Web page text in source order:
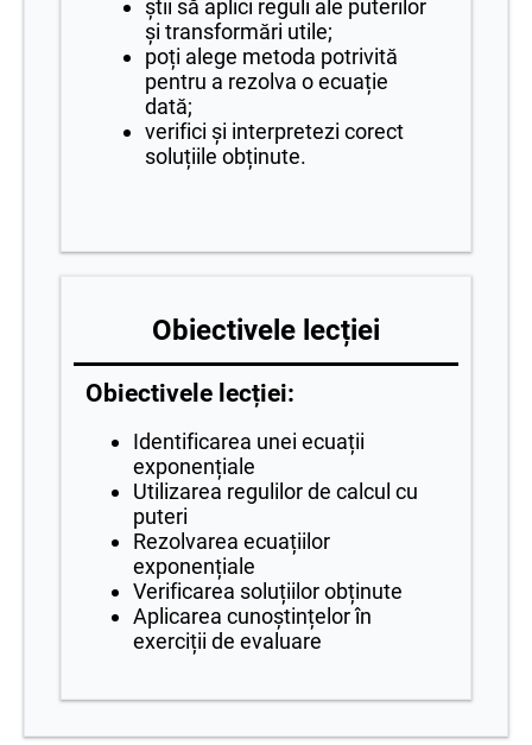
știi să aplici reguli ale puterilor
și transformări utile;
poți alege metoda potrivită
pentru a rezolva o ecuație
dată;
verifici și interpretezi corect
soluțiile obținute.
Obiectivele lecției
Obiectivele lecției:
Identificarea unei ecuații
exponențiale
Utilizarea regulilor de calcul cu
puteri
Rezolvarea ecuațiilor
exponențiale
Verificarea soluțiilor obținute
Aplicarea cunoștințelor în
exerciții de evaluare